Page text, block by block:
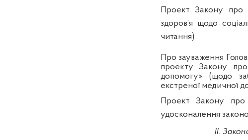
Проект Закону про
здоров’я щодо
читання).
Про зауваження
проекту Закону
допомогу» (щодо
екстреної медичної
Проект Закону про
удосконалення
ІІ.